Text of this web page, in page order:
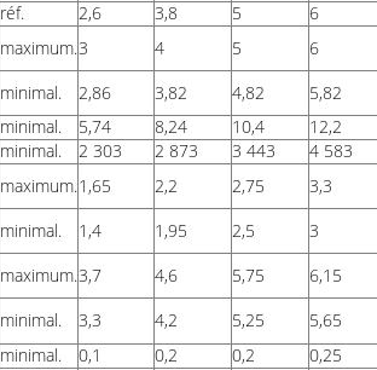
réf. 2,6 3,8 5 6
maximum.3 4 5
6
minimal.
2,86 3,82 4,82
5,82
minimal. 5,74 8,24 10,4
12,2
minimal. 2 303 2 873 3 443 4 583
maximum.1,65 2,2 2,75
3,3
minimal.
1,4 1,95 2,5 3
maximum.3,7 4,6 5,75
6,15
minimal.
3,3 4,2 5,25
5,65
minimal. 0,1 0,2 0,2
0,25